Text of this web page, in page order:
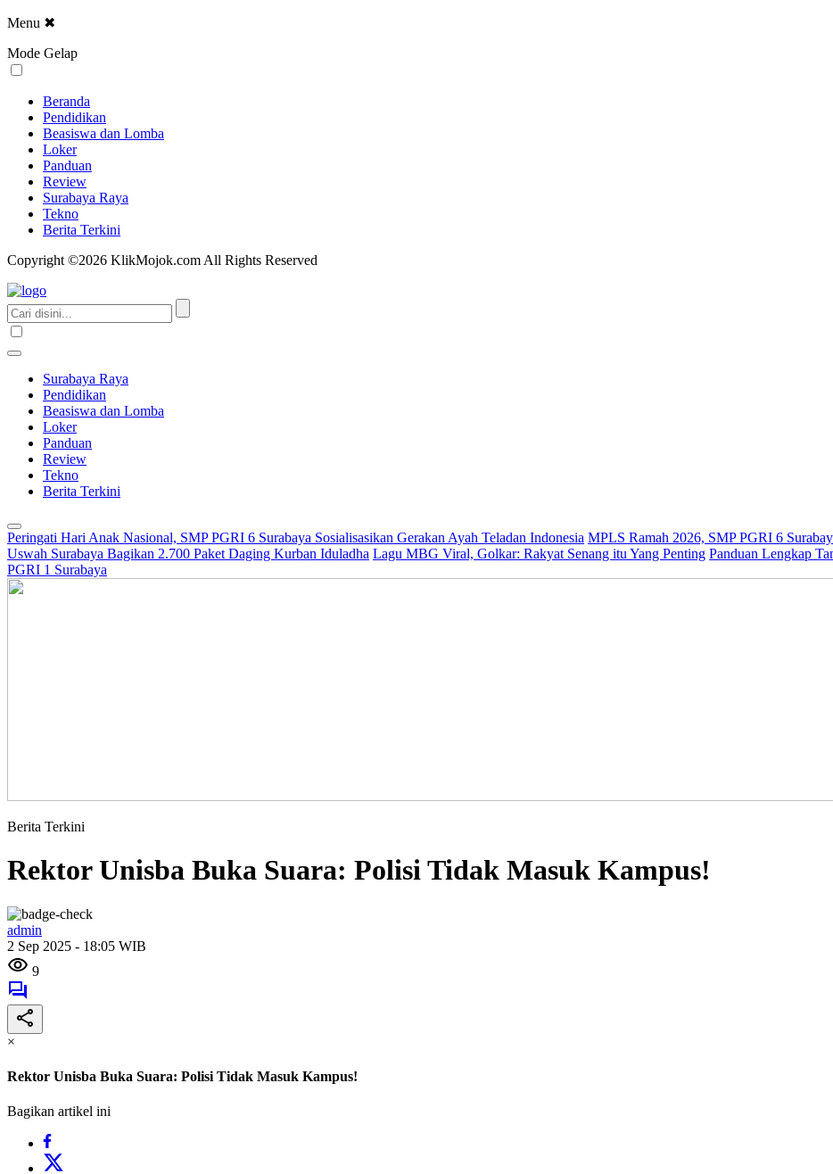
Menu ✖
Mode Gelap
Beranda
Pendidikan
Beasiswa dan Lomba
Loker
Panduan
Review
Surabaya Raya
Tekno
Berita Terkini
Copyright ©2026 KlikMojok.com All Rights Reserved
Surabaya Raya
Pendidikan
Beasiswa dan Lomba
Loker
Panduan
Review
Tekno
Berita Terkini
Peringati Hari Anak Nasional, SMP PGRI 6 Surabaya Sosialisasikan Gerakan Ayah Teladan Indonesia MPLS Ramah 2026, SMP PGRI 6
Uswah Surabaya Bagikan 2.700 Paket Daging Kurban Iduladha Lagu MBG Viral, Golkar: Rakyat Senang itu Yang Penting Panduan Lengkap
PGRI 1 Surabaya
Berita Terkini
Rektor Unisba Buka Suara: Polisi Tidak Masuk Kampus!
admin
2 Sep 2025 - 18:05 WIB
9
×
Rektor Unisba Buka Suara: Polisi Tidak Masuk Kampus!
Bagikan artikel ini